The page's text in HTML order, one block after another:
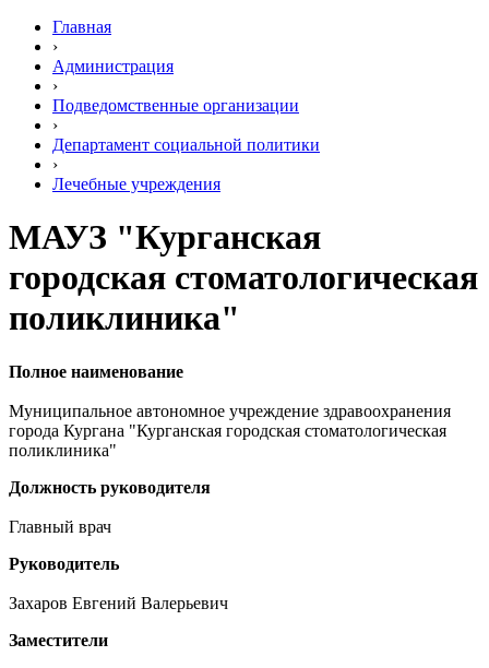
Главная
›
Администрация
›
Подведомственные организации
›
Департамент социальной политики
›
Лечебные учреждения
МАУЗ "Курганская
городская стоматологическая
поликлиника"
Полное наименование
Муниципальное автономное учреждение здравоохранения
города Кургана "Курганская городская стоматологическая
поликлиника"
Должность руководителя
Главный врач
Руководитель
Захаров Евгений Валерьевич
Заместители